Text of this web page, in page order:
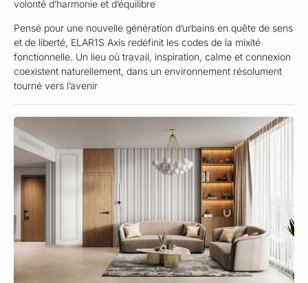
volonté d’harmonie et d’équilibre
Pensé pour une nouvelle génération d’urbains en quête de sens
et de liberté, ELAR1S Axis redéfinit les codes de la mixité
fonctionnelle. Un lieu où travail, inspiration, calme et connexion
coexistent naturellement, dans un environnement résolument
tourné vers l’avenir